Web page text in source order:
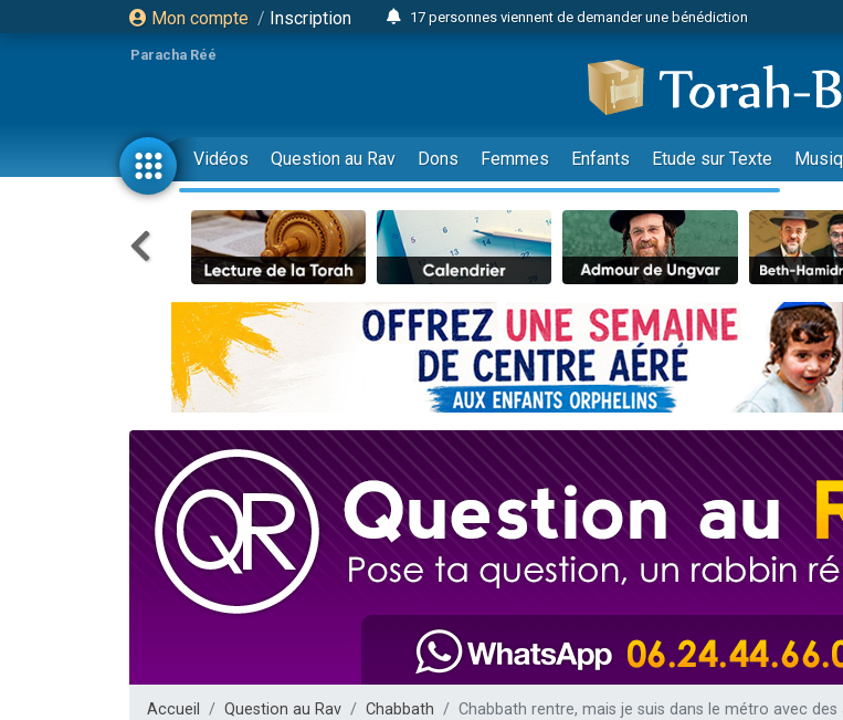
Mon compte / Inscription
17 personnes viennent de demander une bénédiction
Il reste 49 places pour étudier en groupe sur Zoom
23 personnes viennent de faire un don pour Diane, 80 ans, dans
Eva vient de donner son Maasser
4 personnes viennent de nous rejoindre sur WhatsApp
3 personnes viennent de nous rejoindre sur WhatsApp
3 personnes viennent de faire un don pour 5 jours de vacances
Odaya vient de donner son Maasser
13 personnes viennent de demander une bénédiction
2 personnes viennent de nous rejoindre sur WhatsApp
30 personnes viennent de faire un don pour Sauvez la jambe de
12 nouvelles musiques dans Torah-Box Music
Il reste 49 places pour étudier en groupe sur Zoom
3 personnes viennent de nous rejoindre sur WhatsApp
2 personnes viennent de nous rejoindre sur WhatsApp
3 personnes viennent de nous rejoindre sur WhatsApp
8 personnes viennent de faire un don pour Tsédaka : pauvres
2 personnes viennent de faire un don pour 1 Journée de
Paracha Réé
Vidéos Question au Rav Dons Femmes Enfants Etude sur Texte
Accueil Question au Rav Chabbath Chabbath rentre, mais je suis dans le métro avec